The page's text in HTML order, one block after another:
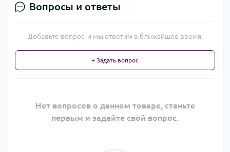
Вопросы и ответы
Добавьте вопрос, и мы ответим в ближайшее время.
+ Задать вопрос
Нет вопросов о данном товаре, станьте
первым и задайте свой вопрос.